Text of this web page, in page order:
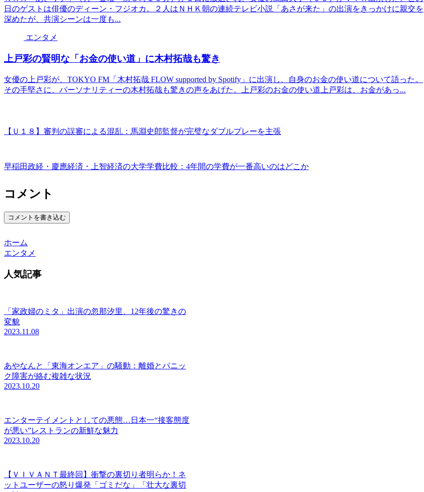
日のゲストは俳優のディーン・フジオカ。２人はＮＨＫ朝の連続テレビ小説「あさが来た」の出演をきっかけに親交を
深めたが、共演シーンは一度も...
エンタメ
上戸彩の賢明な「お金の使い道」に木村拓哉も驚き
女優の上戸彩が、TOKYO FM「木村拓哉 FLOW supported by Spotify」に出演し、自身のお金の使い道について語った。
その手堅さに、パーソナリティーの木村拓哉も驚きの声をあげた。上戸彩のお金の使い道上戸彩は、お金があっ...
【Ｕ１８】審判の誤審による混乱：馬淵史郎監督が完璧なダブルプレーを主張
早稲田政経・慶應経済・上智経済の大学学費比較：4年間の学費が一番高いのはどこか
コメント
コメントを書き込む
ホーム
エンタメ
人気記事
「家政婦のミタ」出演の忽那汐里、12年後の驚きの
変貌
2023.11.08
あやなんと「東海オンエア」の騒動：離婚とパニッ
ク障害が絡む複雑な状況
2023.10.20
エンターテイメントとしての悪態…日本一“接客態度
が悪い”レストランの新鮮な魅力
2023.10.20
【ＶＩＶＡＮＴ最終回】衝撃の裏切り者明らか！ネ
ットユーザーの怒り爆発「ゴミだな」「壮大な裏切